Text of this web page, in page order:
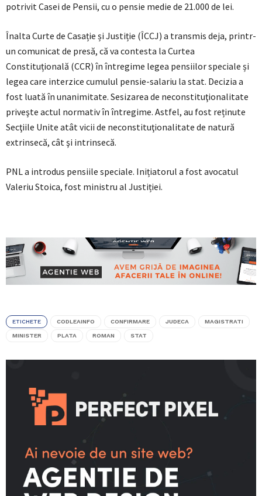
potrivit Casei de Pensii, cu o pensie medie de 21.000 de lei.
Înalta Curte de Casație și Justiție (ÎCCJ) a transmis deja, printr-
un comunicat de presă, că va contesta la Curtea
Constituțională (CCR) în întregime legea pensiilor speciale și
legea care interzice cumulul pensie-salariu la stat. Decizia a
fost luată în unanimitate. Sesizarea de neconstituţionalitate
priveşte actul normativ în întregime. Astfel, au fost reținute
Secţiile Unite atât vicii de neconstituţionalitate de natură
extrinsecă, cât şi intrinsecă.
PNL a introdus pensiile speciale. Inițiatorul a fost avocatul
Valeriu Stoica, fost ministru al Justiției.
ETICHETE CODLEAINFO CONFIRMARE JUDECA MAGISTRATI
MINISTER PLATA ROMAN STAT